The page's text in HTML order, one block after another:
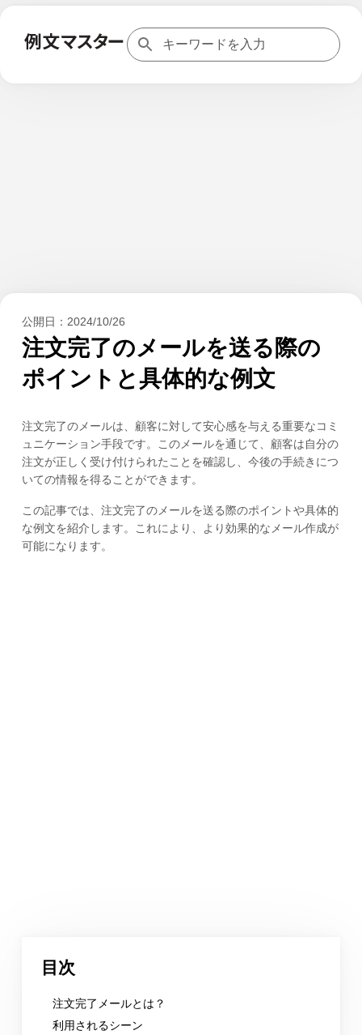
公開日： 2024/10/26
注文完了のメールを送る際の
ポイントと具体的な例文
注文完了のメールは、顧客に対して安心感を与える重要なコミ
ュニケーション手段です。このメールを通じて、顧客は自分の
注文が正しく受け付けられたことを確認し、今後の手続きにつ
いての情報を得ることができます。
この記事では、注文完了のメールを送る際のポイントや具体的
な例文を紹介します。これにより、より効果的なメール作成が
可能になります。
目次
注文完了メールとは？
利用されるシーン